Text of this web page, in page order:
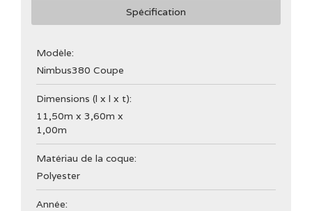
Spécification
Modèle:
Nimbus380 Coupe
Dimensions (l x l x t):
11,50m x 3,60m x
1,00m
Matériau de la coque:
Polyester
Année: